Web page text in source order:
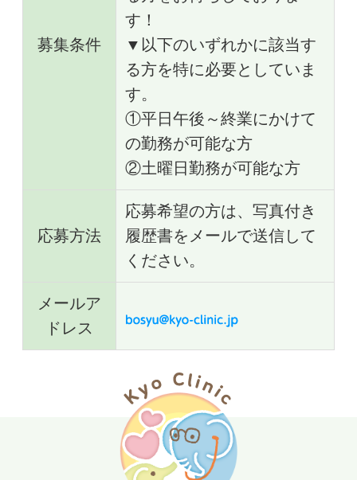
募集条件
す！
▼以下のいずれかに該当す
る方を特に必要としていま
す。
①平日午後～終業にかけて
の勤務が可能な方
②土曜日勤務が可能な方
応募方法
応募希望の方は、写真付き
履歴書をメールで送信して
ください。
メールア
ドレス